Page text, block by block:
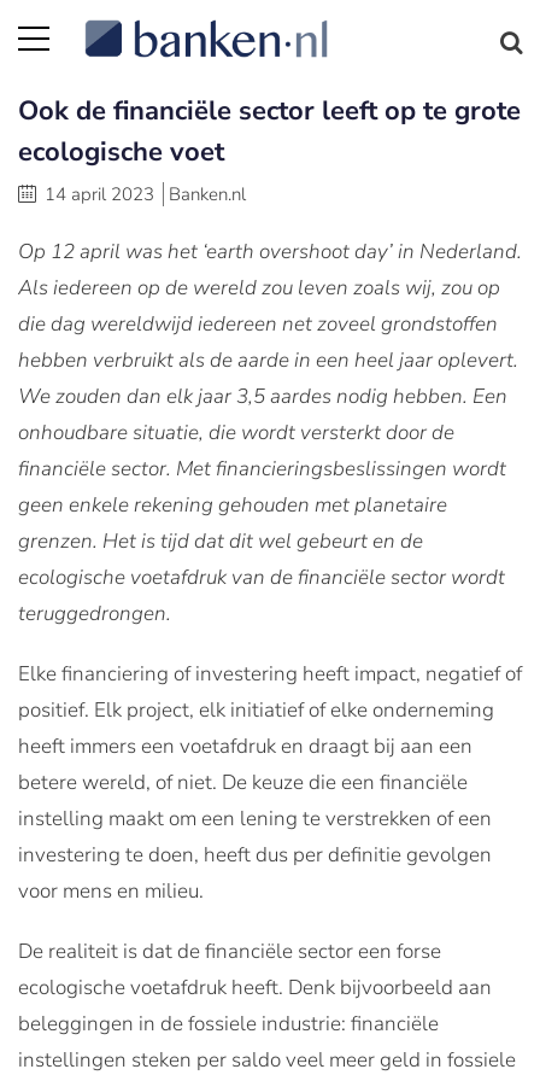
Ook de financiële sector leeft op te grote
ecologische voet
14 april 2023 Banken.nl
Op 12 april was het ‘earth overshoot day’ in Nederland.
Als iedereen op de wereld zou leven zoals wij, zou op
die dag wereldwijd iedereen net zoveel grondstoffen
hebben verbruikt als de aarde in een heel jaar oplevert.
We zouden dan elk jaar 3,5 aardes nodig hebben. Een
onhoudbare situatie, die wordt versterkt door de
financiële sector. Met financieringsbeslissingen wordt
geen enkele rekening gehouden met planetaire
grenzen. Het is tijd dat dit wel gebeurt en de
ecologische voetafdruk van de financiële sector wordt
teruggedrongen.
Elke financiering of investering heeft impact, negatief of
positief. Elk project, elk initiatief of elke onderneming
heeft immers een voetafdruk en draagt bij aan een
betere wereld, of niet. De keuze die een financiële
instelling maakt om een lening te verstrekken of een
investering te doen, heeft dus per definitie gevolgen
voor mens en milieu.
De realiteit is dat de financiële sector een forse
ecologische voetafdruk heeft. Denk bijvoorbeeld aan
beleggingen in de fossiele industrie: financiële
instellingen steken per saldo veel meer geld in fossiele